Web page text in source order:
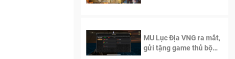
MU Lục Địa VNG ra mắt,
gửi tặng game thủ bộ